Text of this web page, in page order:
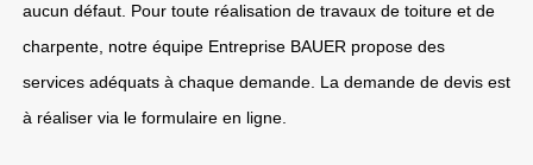
aucun défaut. Pour toute réalisation de travaux de toiture et de
charpente, notre équipe Entreprise BAUER propose des
services adéquats à chaque demande. La demande de devis est
à réaliser via le formulaire en ligne.